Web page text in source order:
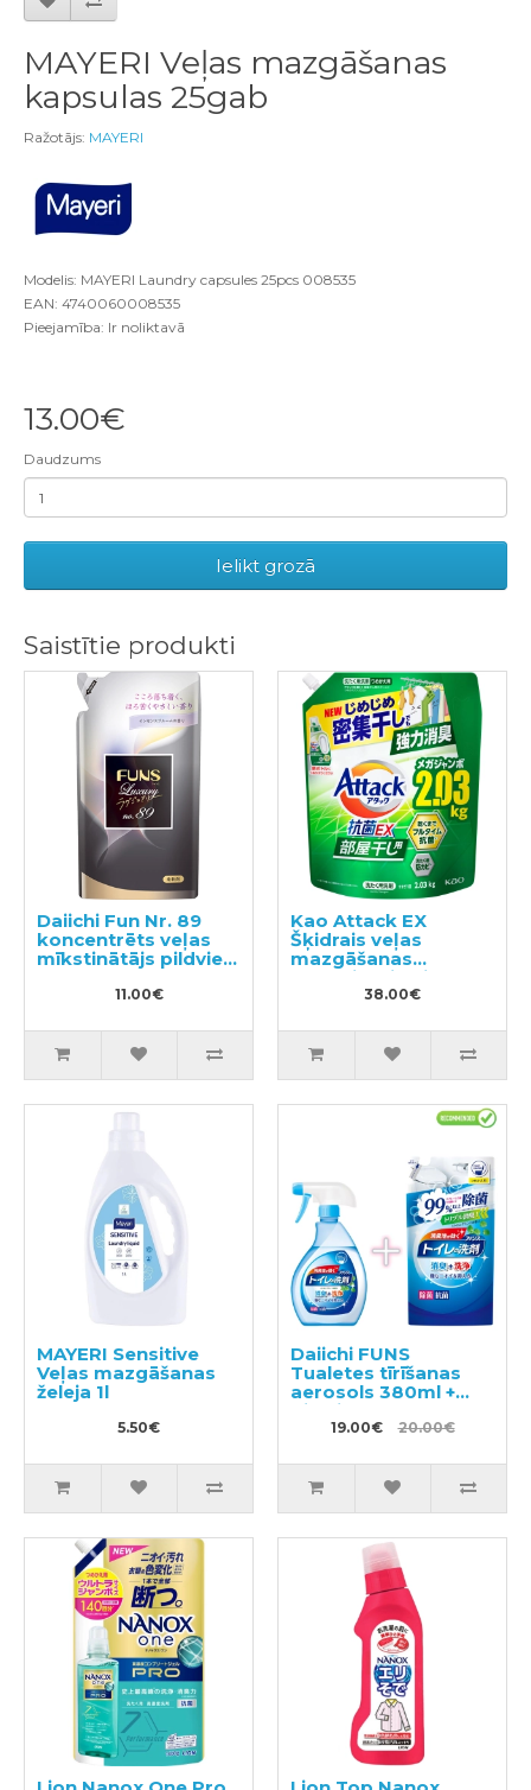
MAYERI Veļas mazgāšanas
kapsulas 25gab
Ražotājs: MAYERI
Modelis: MAYERI Laundry capsules 25pcs 008535
EAN: 4740060008535
Pieejamība: Ir noliktavā
13.00€
Daudzums
Ielikt grozā
Saistītie produkti
Daiichi Fun Nr. 89
koncentrēts veļas
mīkstinātājs pildviela
11.00€
Kao Attack EX
Šķidrais veļas
mazgāšanas
līdzeklis, pildviela
38.00€
MAYERI Sensitive
Veļas mazgāšanas
želeja 1l
5.50€
Daiichi FUNS
Tualetes tīrīšanas
aerosols 380ml +
pildviela 330ml
19.00€ 20.00€